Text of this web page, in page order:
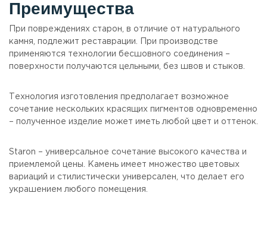
Преимущества
При повреждениях старон, в отличие от натурального
камня, подлежит реставрации. При производстве
применяются технологии бесшовного соединения –
поверхности получаются цельными, без швов и стыков.
Технология изготовления предполагает возможное
сочетание нескольких красящих пигментов одновременно
– полученное изделие может иметь любой цвет и оттенок.
Staron – универсальное сочетание высокого качества и
приемлемой цены. Камень имеет множество цветовых
вариаций и стилистически универсален, что делает его
украшением любого помещения.